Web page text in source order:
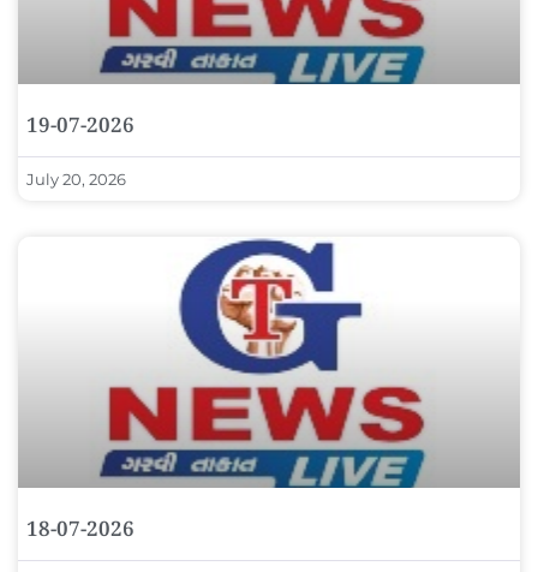
19-07-2026
July 20, 2026
18-07-2026